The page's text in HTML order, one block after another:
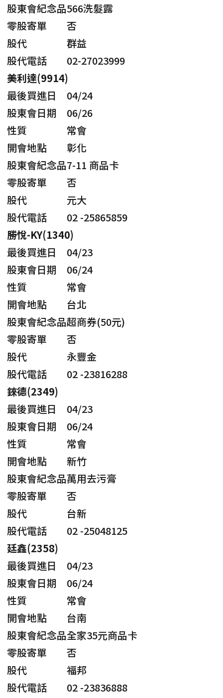
股東會紀念品566洗髮露
零股寄單
否
股代
群益
股代電話
02-27023999
美利達(9914)
最後買進日
04/24
股東會日期
06/26
性質
常會
開會地點
彰化
股東會紀念品7-11 商品卡
零股寄單
否
股代
元大
股代電話
02 -25865859
勝悅-KY(1340)
最後買進日
04/23
股東會日期
06/24
性質
常會
開會地點
台北
股東會紀念品超商券(50元)
零股寄單
否
股代
永豐金
股代電話
02 -23816288
錸德(2349)
最後買進日
04/23
股東會日期
06/24
性質
常會
開會地點
新竹
股東會紀念品萬用去污膏
零股寄單
否
股代
台新
股代電話
02 -25048125
廷鑫(2358)
最後買進日
04/23
股東會日期
06/24
性質
常會
開會地點
台南
股東會紀念品全家35元商品卡
零股寄單
否
股代
福邦
股代電話
02 -23836888